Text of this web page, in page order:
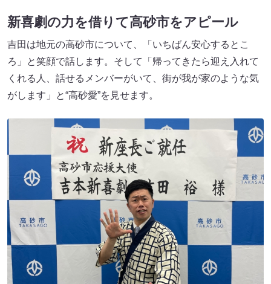
新喜劇の力を借りて高砂市をアピール
吉田は地元の高砂市について、「いちばん安心するとこ
ろ」と笑顔で話します。そして「帰ってきたら迎え入れて
くれる人、話せるメンバーがいて、街が我が家のような気
がします」と“高砂愛”を見せます。